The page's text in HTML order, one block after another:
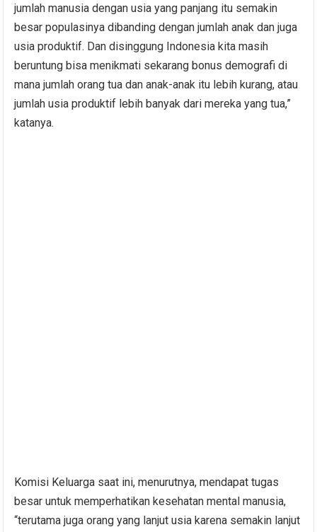
jumlah manusia dengan usia yang panjang itu semakin
besar populasinya dibanding dengan jumlah anak dan juga
usia produktif. Dan disinggung Indonesia kita masih
beruntung bisa menikmati sekarang bonus demografi di
mana jumlah orang tua dan anak-anak itu lebih kurang, atau
jumlah usia produktif lebih banyak dari mereka yang tua,”
katanya.
Komisi Keluarga saat ini, menurutnya, mendapat tugas
besar untuk memperhatikan kesehatan mental manusia,
“terutama juga orang yang lanjut usia karena semakin lanjut